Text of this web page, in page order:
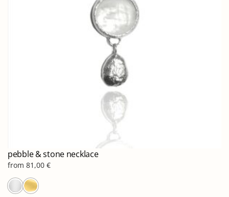
pebble & stone necklace
from 81,00 €